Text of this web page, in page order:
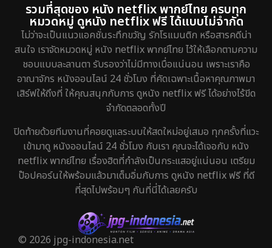
รวมที่สุดของ หนัง netflix พากย์ไทย ครบทุก
หมวดหมู่ ดูหนัง netflix ฟรี ได้แบบไม่จำกัด
ไม่ว่าจะเป็นแนวแอคชั่นระทึกขวัญ รักโรแมนติก หรือสารคดีน่า
สนใจ เราจัดหมวดหมู่ หนัง netflix พากย์ไทย ไว้ให้เลือกตามความ
ชอบแบบละลานตา รับรองว่าไม่มีทางเบื่อแน่นอน เพราะเราคือ
อาณาจักร หนังออนไลน์ 24 ชั่วโมง ที่คัดเฉพาะเนื้อหาคุณภาพมา
เสิร์ฟให้ถึงที่ ให้คุณสนุกกับการ ดูหนัง netflix ฟรี ได้อย่างไร้ขีด
จำกัดตลอดทั้งปี
ปิดท้ายด้วยทีมงานที่คอยดูแลระบบให้สดใหม่อยู่เสมอ ทุกครั้งที่แวะ
เข้ามาดู หนังออนไลน์ 24 ชั่วโมง กับเรา คุณจะได้เจอกับ หนัง
netflix พากย์ไทย เรื่องฮิตที่กำลังเป็นกระแสอยู่แน่นอน เตรียม
ป๊อปคอร์นให้พร้อมแล้วมาเต็มอิ่มกับการ ดูหนัง netflix ฟรี ที่ดี
ที่สุดไปพร้อมๆ กันที่นี่ได้เลยครับ
© 2026 jpg-indonesia.net